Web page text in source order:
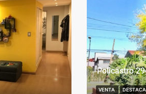
Policastro
VENTA